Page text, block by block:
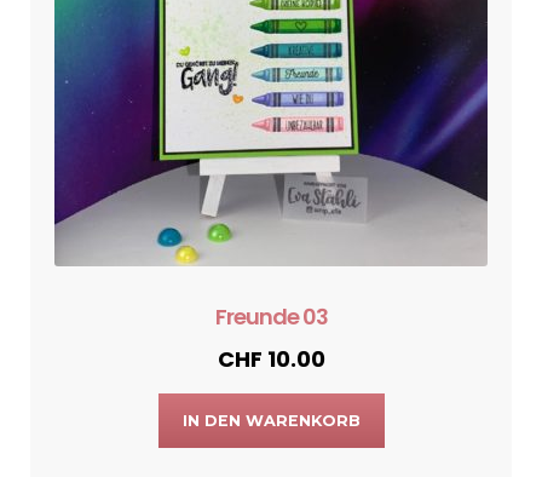
Freunde 03
CHF 10.00
IN DEN WARENKORB